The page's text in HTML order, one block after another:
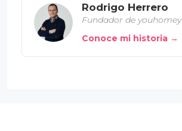
Rodrigo Herrero
Fundador de youhomey
Conoce mi historia →